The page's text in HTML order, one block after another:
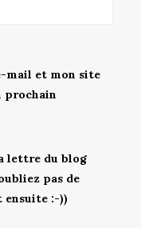
mail et mon site
prochain
lettre du blog
pas de
ensuite :-))